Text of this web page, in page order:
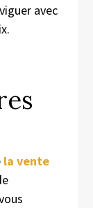
avec
la vente